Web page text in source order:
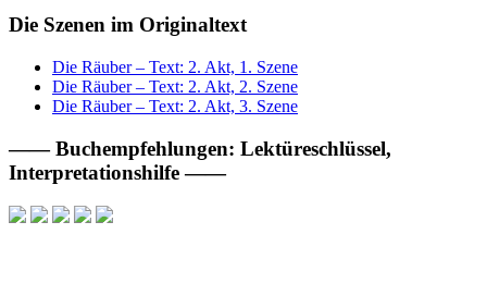
Die Szenen im Originaltext
Die Räuber – Text: 2. Akt, 1. Szene
Die Räuber – Text: 2. Akt, 2. Szene
Die Räuber – Text: 2. Akt, 3. Szene
—— Buchempfehlungen: Lektüreschlüssel,
Interpretationshilfe ——